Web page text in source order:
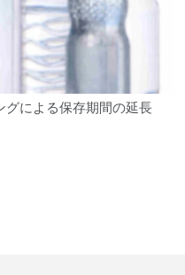
グによる保存期間の延長